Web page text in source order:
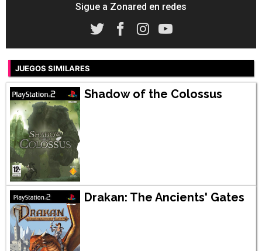
Sigue a Zonared en redes
JUEGOS SIMILARES
Shadow of the Colossus
Drakan: The Ancients' Gates